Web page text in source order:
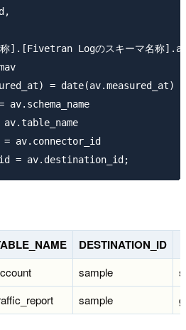
].[Fivetran Logのスキーマ名称
= date(av.measured_at)
av.schema_name
av.table_name
= av.connector_id
= av.destination_id;
DESTINATION_ID
sample
sample